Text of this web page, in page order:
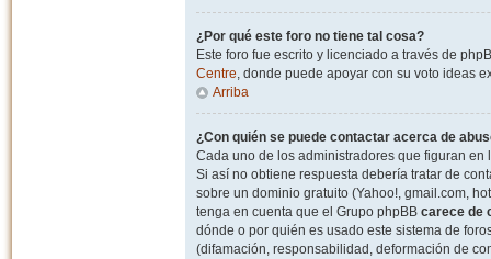
¿Por qué este foro no tiene tal cosa?
Este foro fue escrito y licenciado a través de
Centre, donde puede apoyar con su voto ideas
Arriba
¿Con quién se puede contactar acerca de
Cada uno de los administradores que figuran
Si así no obtiene respuesta debería tratar de
sobre un dominio gratuito (Yahoo!, gmail.com,
tenga en cuenta que el Grupo phpBB carece de
dónde o por quién es usado este sistema de
(difamación, responsabilidad, deformación de